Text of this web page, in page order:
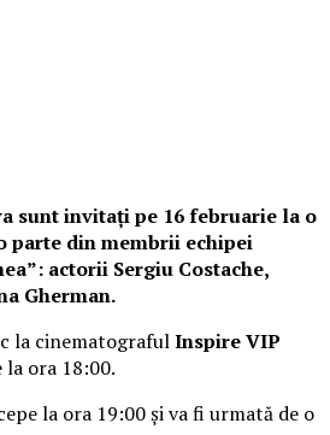
sunt invitați pe 16 februarie la o
parte din membrii echipei
actorii Sergiu Costache,
Gherman.
la cinematografulInspire VIP
la ora 18:00.
la ora 19:00 și va fi urmată de o